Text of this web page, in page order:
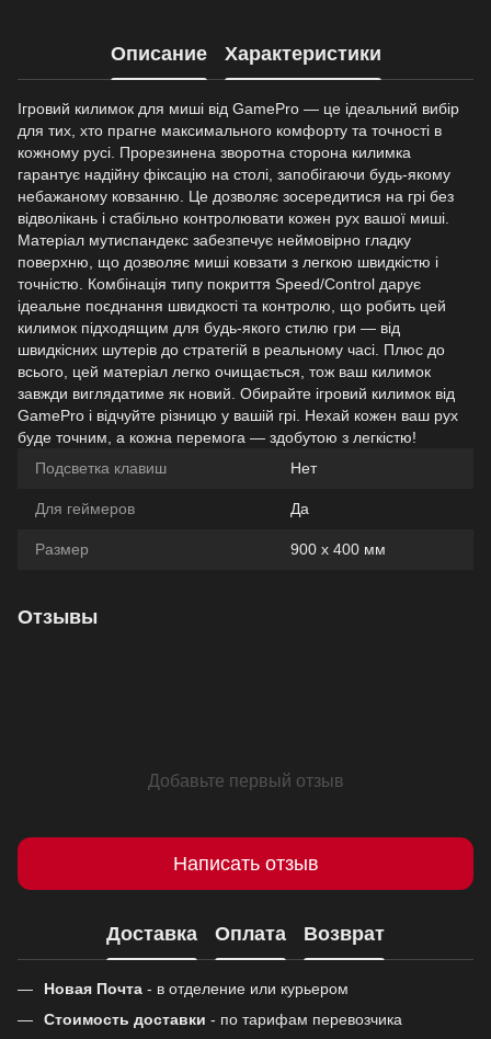
Описание Характеристики
Ігровий килимок для миші від GamePro — це ідеальний вибір
для тих, хто прагне максимального комфорту та точності в
кожному русі. Прорезинена зворотна сторона килимка
гарантує надійну фіксацію на столі, запобігаючи будь-якому
небажаному ковзанню. Це дозволяє зосередитися на грі без
відволікань і стабільно контролювати кожен рух вашої миші.
Матеріал мутиспандекс забезпечує неймовірно гладку
поверхню, що дозволяє миші ковзати з легкою швидкістю і
точністю. Комбінація типу покриття Speed/Control дарує
ідеальне поєднання швидкості та контролю, що робить цей
килимок підходящим для будь-якого стилю гри — від
швидкісних шутерів до стратегій в реальному часі. Плюс до
всього, цей матеріал легко очищається, тож ваш килимок
завжди виглядатиме як новий. Обирайте ігровий килимок від
GamePro і відчуйте різницю у вашій грі. Нехай кожен ваш рух
буде точним, а кожна перемога — здобутою з легкістю!
Подсветка клавиш
Нет
Для геймеров Да
Размер 900 x 400 мм
Отзывы
Добавьте первый отзыв
Написать отзыв
Доставка Оплата Возврат
Новая Почта - в отделение или курьером
Стоимость доставки - по тарифам перевозчика